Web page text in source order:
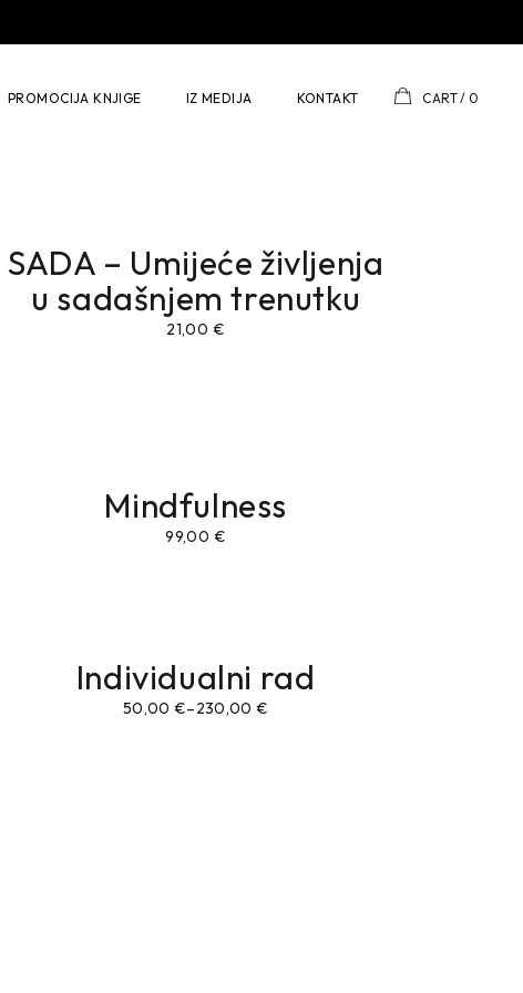
PROMOCIJA KNJIGE IZ MEDIJA KONTAKT CART 0
SADA – Umijeće življenja
u sadašnjem trenutku
21,00 €
Mindfulness
99,00 €
Individualni rad
50,00 €–230,00€